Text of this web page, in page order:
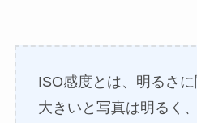
ISO感度とは、明るさに
大きいと写真は明るく